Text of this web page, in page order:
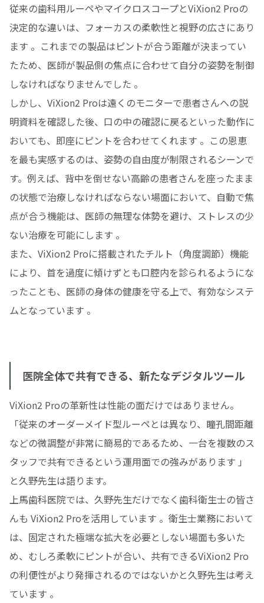
従来の歯科用ルーペやマイクロスコープとViXion2 Proの
決定的な違いは、フォーカスの柔軟性と視野の広さにあり
ます 。これまでの製品はピントが合う距離が決まってい
たため、医師が製品側の焦点に合わせて自分の姿勢を制御
しなければなりませんでした 。
しかし、ViXion2 Proは遠くのモニターで患者さんへの説
明資料を確認した後、口の中の確認に戻るといった動作に
おいても、即座にピントを合わせてくれます 。この恩恵
を最も実感するのは、姿勢の自由度が制限されるシーンで
す。例えば、背中を倒せない高齢の患者さんを座ったまま
の状態で治療しなければならない場面において、自動で焦
点が合う機能は、医師の無理な体勢を避け、ストレスの少
ない治療を可能にします 。
また、ViXion2 Proに搭載されたチルト（角度調節）機能
により、首を過度に傾けずとも口腔内を診られるようにな
ったことも、医師の身体の健康を守る上で、有効なシステ
ムとなっています 。
医院全体で共有できる、新たなデジタルツール
ViXion2 Proの革新性は性能の面だけではありません。
「従来のオーダーメイド型ルーペとは異なり、瞳孔間距離
などの微調整が非常に簡易的であるため、一台を複数のス
タッフで共有できるという運用面での強みがあります 」
と久野先生は語ります。
上馬歯科医院では、久野先生だけでなく歯科衛生士の皆さ
んも ViXion2 Proを活用しています 。衛生士業務において
は、固定された極端な拡大を必要としない場面も多いた
め、むしろ柔軟にピントが合い、共有できるViXion2 Pro
の利便性がより発揮されるのではないかと久野先生は考え
ています 。